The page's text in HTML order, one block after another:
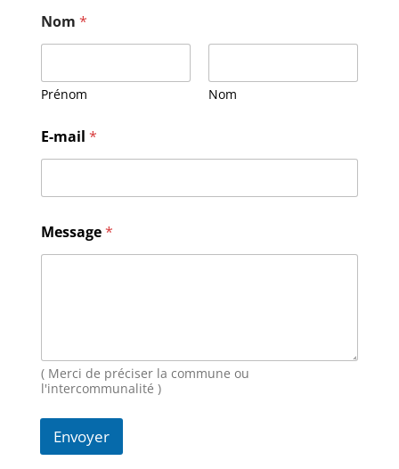
Nom *
Prénom Nom
e
s
a
e
E
-
o
m
E-mail *
Message*
( Merci de préciser la commune ou
l'intercommunalité )
Envoyer